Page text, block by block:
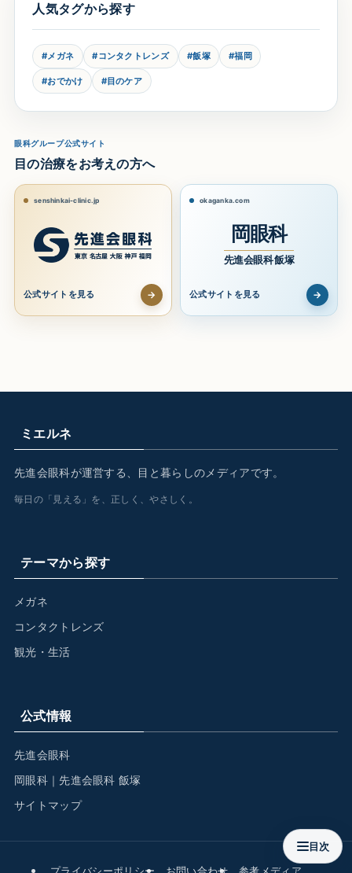
人気タグから探す
#メガネ #コンタクトレンズ #飯塚 #福岡
#おでかけ #目のケア
眼科グループ公式サイト
目の治療をお考えの方へ
senshinkai-clinic.jp
公式サイトを見る →
okaganka.com
岡眼科
先進会眼科 飯塚
公式サイトを見る →
ミエルネ
先進会眼科が運営する、目と暮らしのメディアです。
毎日の「見える」を、正しく、やさしく。
テーマから探す
メガネ
コンタクトレンズ
観光・生活
公式情報
先進会眼科
岡眼科｜先進会眼科 飯塚
サイトマップ
目次